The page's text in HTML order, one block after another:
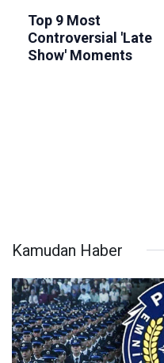
Kamudan Haber